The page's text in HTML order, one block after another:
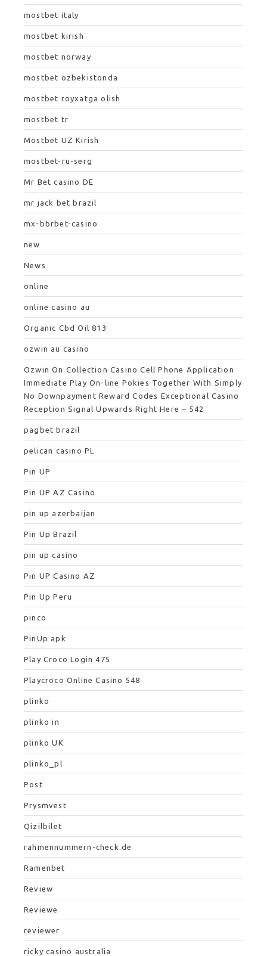
mostbet italy
mostbet kirish
mostbet norway
mostbet ozbekistonda
mostbet royxatga olish
mostbet tr
Mostbet UZ Kirish
mostbet-ru-serg
Mr Bet casino DE
mr jack bet brazil
mx-bbrbet-casino
new
News
online
online casino au
Organic Cbd Oil 813
ozwin au casino
Ozwin On Collection Casino Cell Phone Application
Immediate Play On-line Pokies Together With Simply
No Downpayment Reward Codes Exceptional Casino
Reception Signal Upwards Right Here – 542
pagbet brazil
pelican casino PL
Pin UP
Pin UP AZ Casino
pin up azerbaijan
Pin Up Brazil
pin up casino
Pin UP Casino AZ
Pin Up Peru
pinco
PinUp apk
Play Croco Login 475
Playcroco Online Casino 548
plinko
plinko in
plinko UK
plinko_pl
Post
Prysmvest
Qizilbilet
rahmennummern-check.de
Ramenbet
Review
Reviewe
reviewer
ricky casino australia